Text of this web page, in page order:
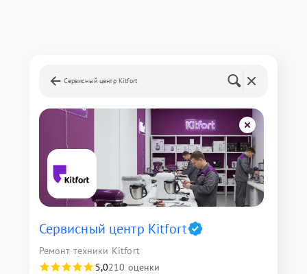
Сервисный центр Kitfort
Сервисный центр Kitfort
Ремонт техники Kitfort
5,0210 оценки